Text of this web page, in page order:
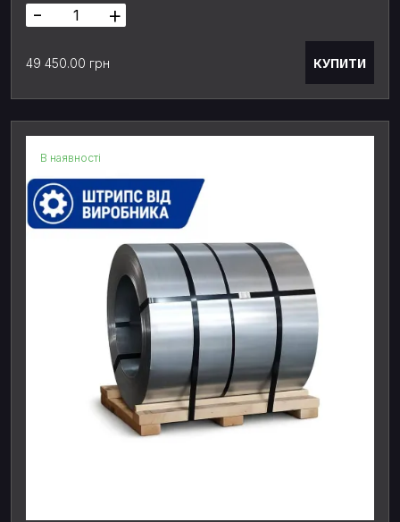
- +
49 450.00 грн КУПИТИ
В наявності